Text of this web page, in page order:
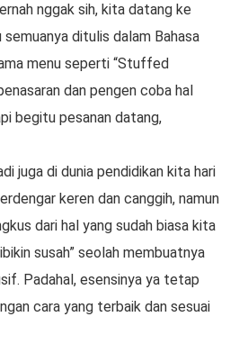
nggak sih, kita datang ke
ditulis dalam Bahasa
menu seperti “Stuffed
dan pengen coba hal
begitu pesanan datang,
juga di dunia pendidikan kita hari
keren dan canggih, namun
dari hal yang sudah biasa kita
susah” seolah membuatnya
Padahal, esensinya ya tetap
cara yang terbaik dan sesuai